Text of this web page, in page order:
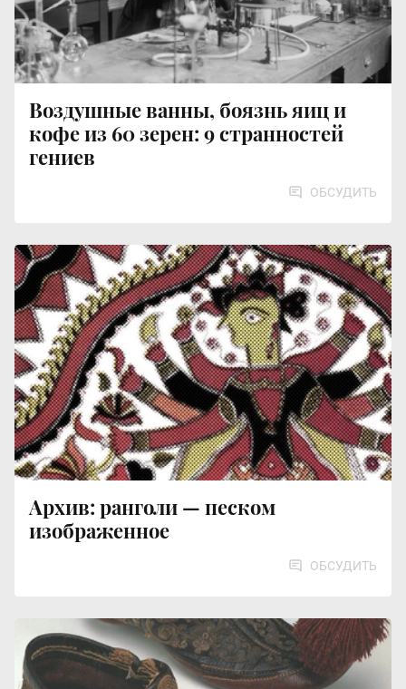
Воздушные ванны, боязнь яиц и
кофе из 60 зерен: 9 странностей
гениев
ОБСУДИТЬ
Архив: ранголи — песком
изображенное
ОБСУДИТЬ